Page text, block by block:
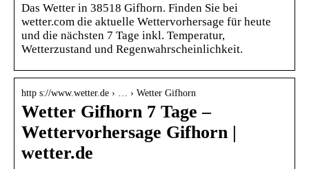
Das Wetter in 38518 Gifhorn. Finden Sie bei
wetter.com die aktuelle Wettervorhersage für heute
und die nächsten 7 Tage inkl. Temperatur,
Wetterzustand und Regenwahrscheinlichkeit.
http s://www.wetter.de › … › Wetter Gifhorn
Wetter Gifhorn 7 Tage –
Wettervorhersage Gifhorn |
wetter.de